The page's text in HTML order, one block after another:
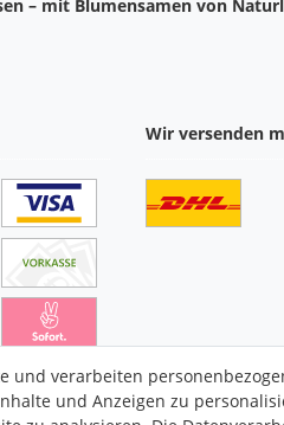
– mit Blumensamen von
Wir versenden
und verarbeiten
und Anzeigen zu